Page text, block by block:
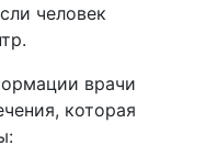
человек
врачи
которая